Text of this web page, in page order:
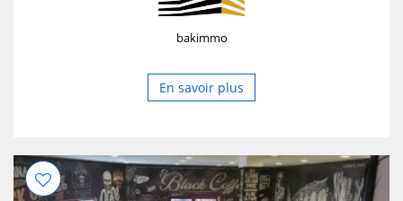
bakimmo
En savoir plus